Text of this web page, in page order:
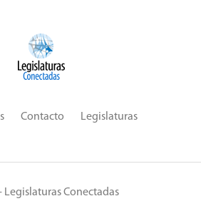
Contacto Legislaturas
Legislaturas Conectadas